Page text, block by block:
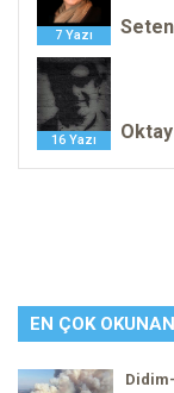
7 Yazı
16 Yazı
EN ÇOK
Didim-